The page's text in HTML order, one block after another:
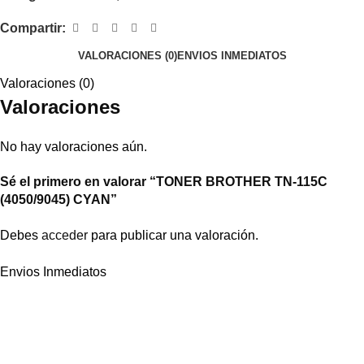
Compartir:
VALORACIONES (0)ENVIOS INMEDIATOS
Valoraciones (0)
Valoraciones
No hay valoraciones aún.
Sé el primero en valorar “TONER BROTHER TN-115C
(4050/9045) CYAN”
Debes acceder para publicar una valoración.
Envios Inmediatos